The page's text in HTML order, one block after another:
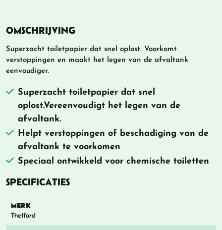
OMSCHRIJVING
Superzacht toiletpapier dat snel oplost. Voorkomt
verstoppingen en maakt het legen van de afvaltank
eenvoudiger.
Superzacht toiletpapier dat snel
oplost.Vereenvoudigt het legen van de
afvaltank.
Helpt verstoppingen of beschadiging van de
afvaltank te voorkomen
Speciaal ontwikkeld voor chemische toiletten
SPECIFICATIES
MERK
Thetford